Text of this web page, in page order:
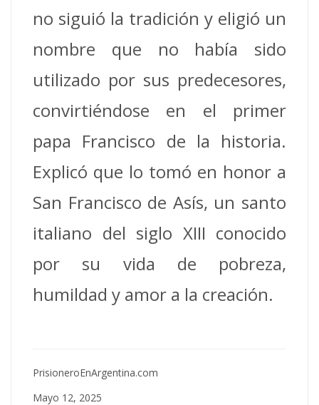
no siguió la tradición y eligió un
nombre que no había sido
utilizado por sus predecesores,
convirtiéndose en el primer
papa Francisco de la historia.
Explicó que lo tomó en honor a
San Francisco de Asís, un santo
italiano del siglo XIII conocido
por su vida de pobreza,
humildad y amor a la creación.
PrisioneroEnArgentina.com
Mayo 12, 2025